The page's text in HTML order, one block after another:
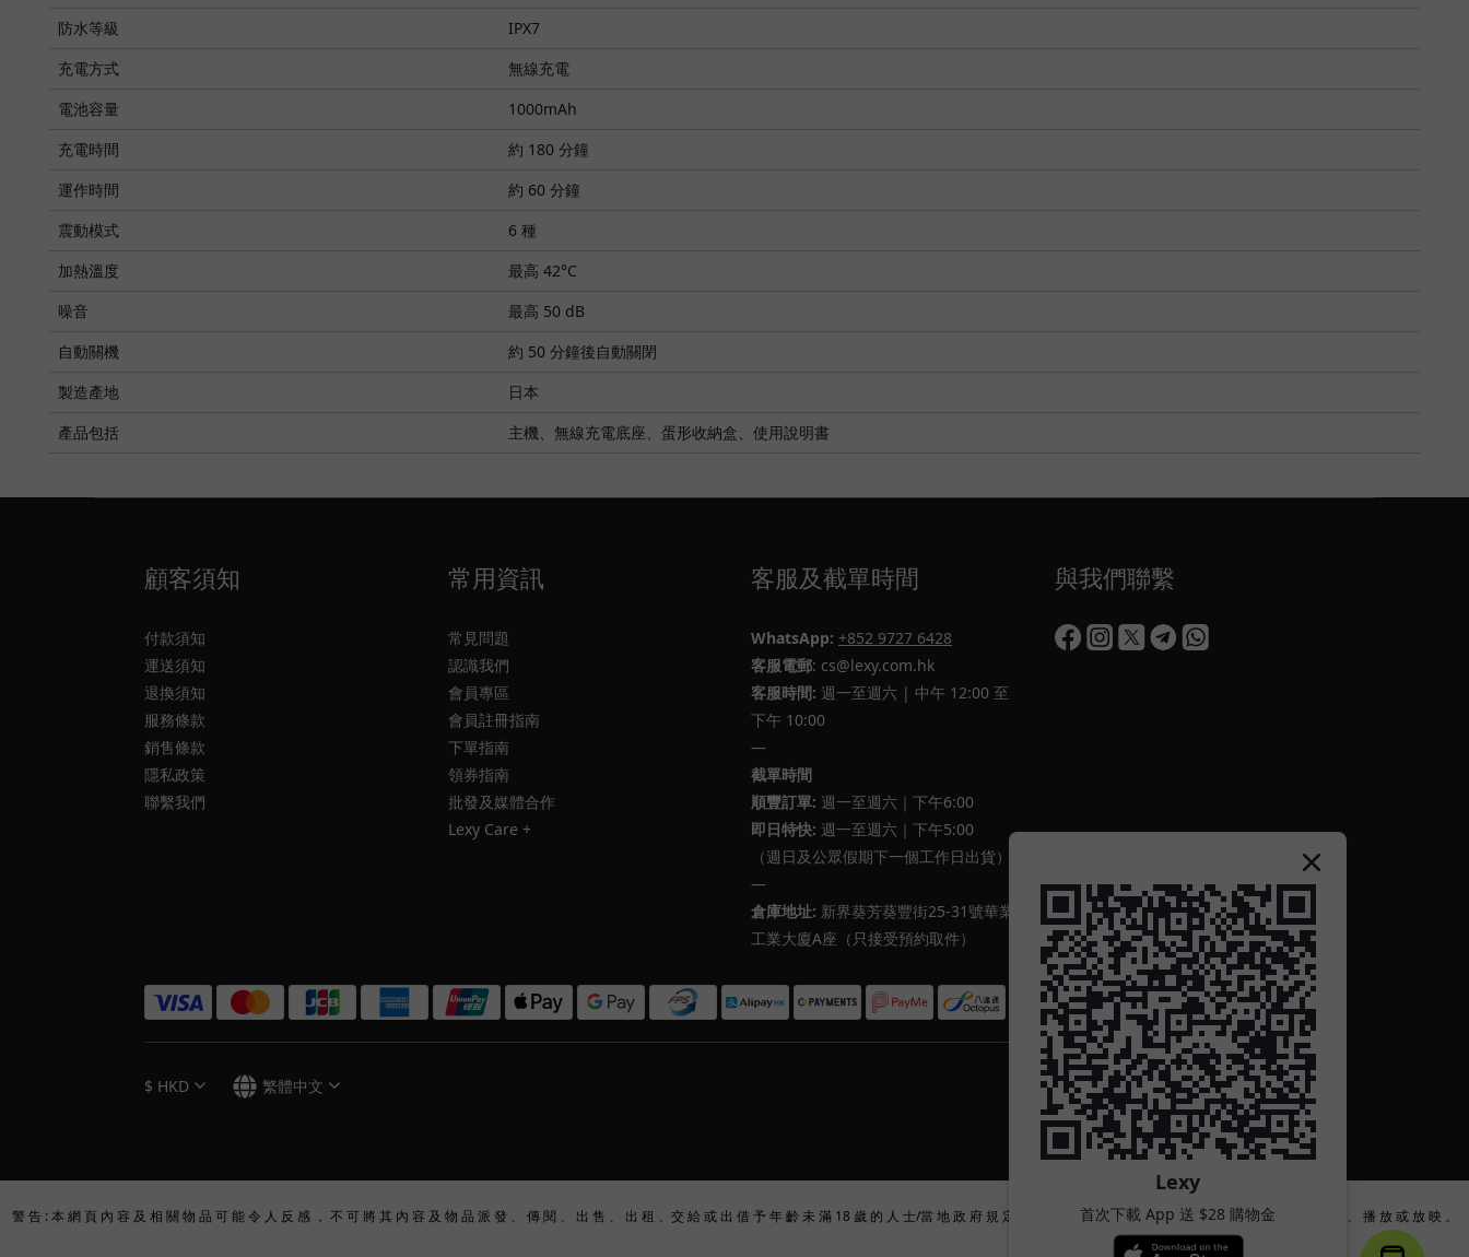
防水等級
IPX7
充電方式
無線充電
電池容量
1000mAh
充電時間
約 180 分鐘
運作時間
約 60 分鐘
震動模式
6 種
加熱溫度
最高 42°C
噪音
最高 50 dB
自動關機
約 50 分鐘後自動關閉
製造產地
日本
產品包括
主機、無線充電底座、蛋形收納盒、使用說明書
顧客須知
付款須知
運送須知
退換須知
服務條款
銷售條款
隱私政策
聯繫我們
常用資訊
常見問題
認識我們
會員專區
會員註冊指南
下單指南
領券指南
批發及媒體合作
Lexy Care +
客服及截單時間
WhatsApp: +852 9727 6428
客服電郵: cs@lexy.com.hk
客服時間: 週一至週六 | 中午 12:00 至
下午 10:00
—
截單時間
順豐訂單: 週一至週六｜下午6:00
即日特快: 週一至週六｜下午5:00
（週日及公眾假期下一個工作日出貨）
—
倉庫地址: 新界葵芳葵豐街25-31號華業
工業大廈A座（只接受預約取件）
與我們聯繫
$ HKD 繁體中文
警 告 : 本 網 頁 內 容 及 相 關 物 品 可 能 令 人 反 感 ， 不 可 將 其 內 容 及 物 品 派 發 、 傳 閱 、 出 售 、 出 租 、交 給 或 出 借 予 年 齡 未 滿 18 歲 的 人 士/當 地 政 府 規 定 的 合 法 年 齡 或 將 其 內 容 及 物 品 向 該 等 人 士 出 示 、 播 放 或 放 映 。
Lexy
首次下載 App 送 $28 購物金